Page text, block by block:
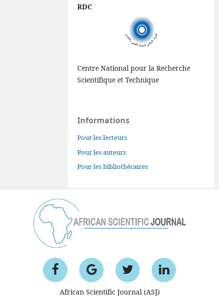
RDC
Centre National pour la Recherche
Scientifique et Technique
Informations
Pour les lecteurs
Pour les auteurs
Pour les bibliothécaires
African Scientific Journal (ASJ)